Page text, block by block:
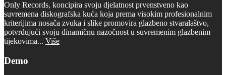
Only Records, koncipira svoju djelatnost prvenstveno kao
suvremena diskografska kuća koja prema visokim profesionalnim
kriterijima nosača zvuka i slike promovira glazbeno stvaralaštvo,
potvrđujući svoju dinamičnu nazočnost u suvremenim glazbenim
tijekovima... Više
Demo